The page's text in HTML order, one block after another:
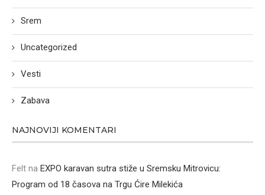
Srem
Uncategorized
Vesti
Zabava
NAJNOVIJI KOMENTARI
Felt na EXPO karavan sutra stiže u Sremsku Mitrovicu:
Program od 18 časova na Trgu Ćire Milekića